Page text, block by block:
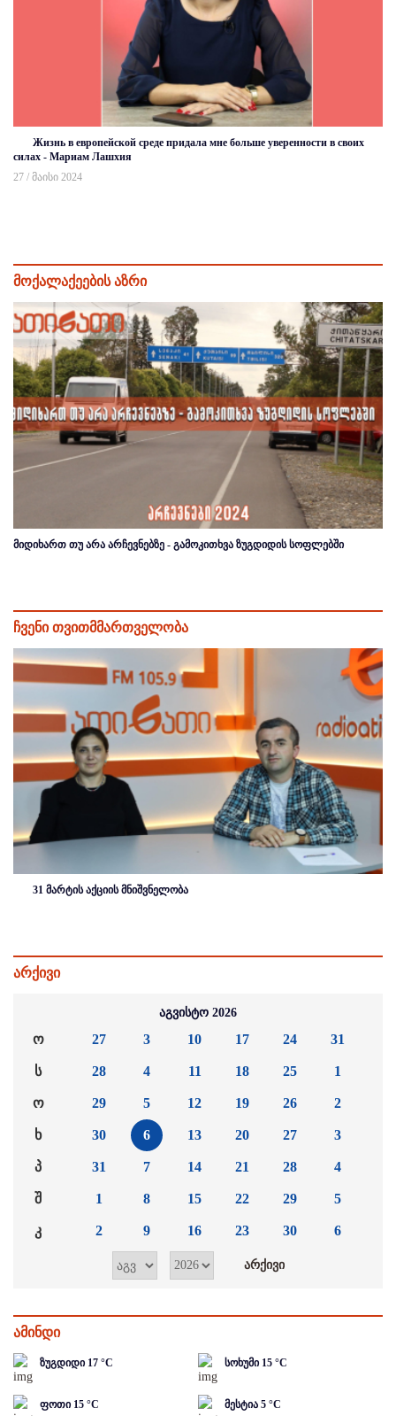
Жизнь в европейской среде придала мне больше уверенности в своих
силах - Мариам Лашхия
27 / მაისი 2024
მოქალაქეების აზრი
მიდიხართ თუ არა არჩევნებზე - გამოკითხვა ზუგდიდის სოფლებში
ჩვენი თვითმმართველობა
31 მარტის აქციის მნიშვნელობა
არქივი
აგვისტო 2026
ო
ს
ო
ხ
პ
შ
კ
27
28
29
30
31
1
2
3
4
5
6
7
8
9
10
11
12
13
14
15
16
17
18
19
20
21
22
23
24
25
26
27
28
29
30
31
1
2
3
4
5
6
ამინდი
ზუგდიდი 17 °C სოხუმი 15 °C
ფოთი 15 °C მესტია 5 °C